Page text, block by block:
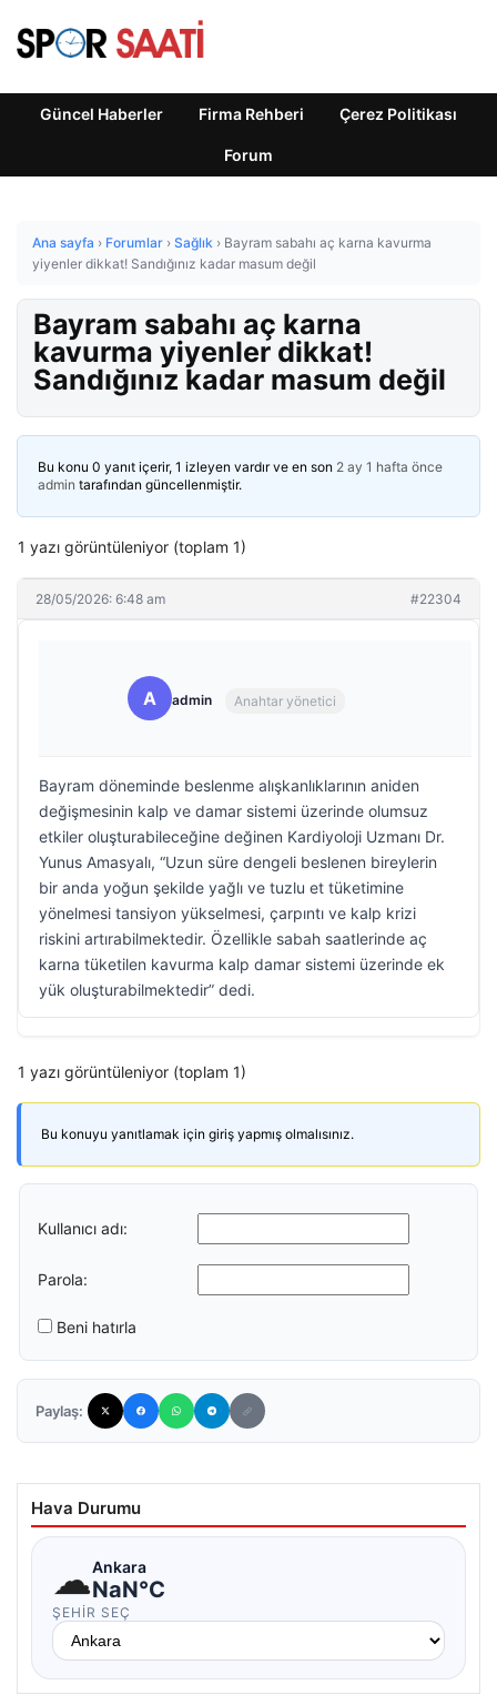
Güncel Haberler Firma Rehberi Çerez Politikası
Forum
Ana sayfa › Forumlar › Sağlık › Bayram sabahı aç karna kavurma
yiyenler dikkat! Sandığınız kadar masum değil
Bayram sabahı aç karna
kavurma yiyenler dikkat!
Sandığınız kadar masum değil
Bu konu 0 yanıt içerir, 1 izleyen vardır ve en son 2 ay 1 hafta önce
admin tarafından güncellenmiştir.
1 yazı görüntüleniyor (toplam 1)
28/05/2026: 6:48 am #22304
A admin Anahtar yönetici
Bayram döneminde beslenme alışkanlıklarının aniden
değişmesinin kalp ve damar sistemi üzerinde olumsuz
etkiler oluşturabileceğine değinen Kardiyoloji Uzmanı Dr.
Yunus Amasyalı, “Uzun süre dengeli beslenen bireylerin
bir anda yoğun şekilde yağlı ve tuzlu et tüketimine
yönelmesi tansiyon yükselmesi, çarpıntı ve kalp krizi
riskini artırabilmektedir. Özellikle sabah saatlerinde aç
karna tüketilen kavurma kalp damar sistemi üzerinde ek
yük oluşturabilmektedir” dedi.
1 yazı görüntüleniyor (toplam 1)
Bu konuyu yanıtlamak için giriş yapmış olmalısınız.
Kullanıcı adı:
Parola:
Beni hatırla
Paylaş:
Hava Durumu
☁Ankara
NaN°C
ŞEHIR SEÇ